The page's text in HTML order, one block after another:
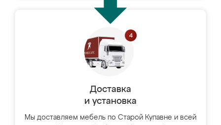
Доставка
и установка
Мы доставляем мебель по Старой Купавне и всей